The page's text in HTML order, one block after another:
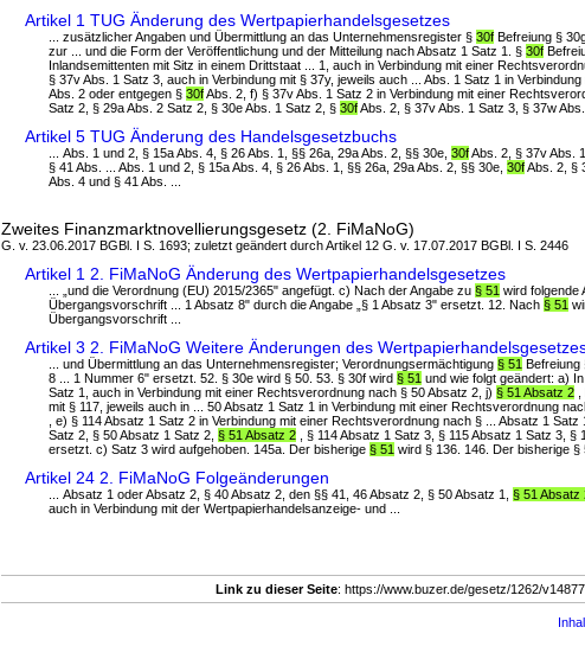
Artikel 1 TUG Änderung des Wertpapierhandelsgesetzes
... zusätzlicher Angaben und Übermittlung an das Unternehmensregister § 30f Befreiung §
zur ... und die Form der Veröffentlichung und der Mitteilung nach Absatz 1 Satz 1. § 30f
Inlandsemittenten mit Sitz in einem Drittstaat ... 1, auch in Verbindung mit einer
§ 37v Abs. 1 Satz 3, auch in Verbindung mit § 37y, jeweils auch ... Abs. 1 Satz 1 in
Abs. 2 oder entgegen § 30fAbs. 2, f) § 37v Abs. 1 Satz 2 in Verbindung mit einer
Satz 2, § 29a Abs. 2 Satz 2, § 30e Abs. 1 Satz 2, § 30fAbs. 2, § 37v Abs. 1 Satz 3, § 37w
Artikel 5 TUG Änderung des Handelsgesetzbuchs
... Abs. 1 und 2, § 15a Abs. 4, § 26 Abs. 1, §§ 26a, 29a Abs. 2, §§ 30e, 30fAbs. 2, § 37v Abs.
§ 41 Abs. ... Abs. 1 und 2, § 15a Abs. 4, § 26 Abs. 1, §§ 26a, 29a Abs. 2, §§ 30e, 30fAbs. 2, §
Abs. 4 und § 41 Abs. ...
Zweites Finanzmarktnovellierungsgesetz (2. FiMaNoG)
G. v. 23.06.2017 BGBl. I S. 1693; zuletzt geändert durch Artikel 12 G. v. 17.07.2017 BGBl. I S. 2446
Artikel 1 2. FiMaNoG Änderung des Wertpapierhandelsgesetzes
... „und die Verordnung (EU) 2015/2365" angefügt. c) Nach der Angabe zu § 51 wird folgende
Übergangsvorschrift ... 1 Absatz 8" durch die Angabe „§ 1 Absatz 3" ersetzt. 12. Nach § 51
Übergangsvorschrift ...
Artikel 3 2. FiMaNoG Weitere Änderungen des
... und Übermittlung an das Unternehmensregister; Verordnungsermächtigung § 51 Befreiung
8 ... 1 Nummer 6" ersetzt. 52. § 30e wird § 50. 53. § 30f wird § 51 und wie folgt geändert: a)
Satz 1, auch in Verbindung mit einer Rechtsverordnung nach § 50 Absatz 2, j) § 51 Absatz 2
mit § 117, jeweils auch in ... 50 Absatz 1 Satz 1 in Verbindung mit einer Rechtsverordnung
, e) § 114 Absatz 1 Satz 2 in Verbindung mit einer Rechtsverordnung nach § ... Absatz 1
Satz 2, § 50 Absatz 1 Satz 2, § 51 Absatz 2 , § 114 Absatz 1 Satz 3, § 115 Absatz 1 Satz 3,
ersetzt. c) Satz 3 wird aufgehoben. 145a. Der bisherige § 51 wird § 136. 146. Der bisherige §
Artikel 24 2. FiMaNoG Folgeänderungen
... Absatz 1 oder Absatz 2, § 40 Absatz 2, den §§ 41, 46 Absatz 2, § 50 Absatz 1, § 51 Absatz
auch in Verbindung mit der Wertpapierhandelsanzeige- und ...
Link zu dieser Seite: https://www.buzer.de/gesetz/1262/